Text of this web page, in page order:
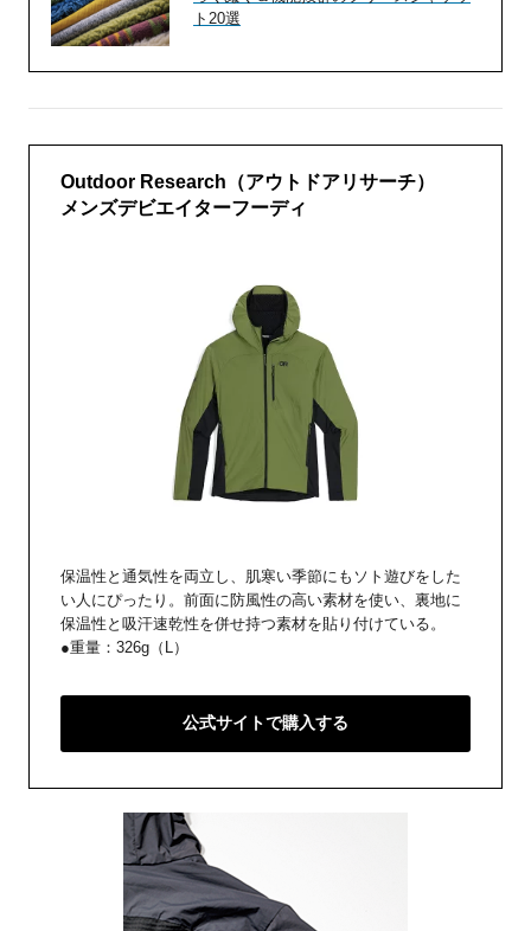
ト20選
Outdoor Research（アウトドアリサーチ）
メンズデビエイターフーディ
保温性と通気性を両立し、肌寒い季節にもソト遊びをした
い人にぴったり。前面に防風性の高い素材を使い、裏地に
保温性と吸汗速乾性を併せ持つ素材を貼り付けている。
●重量：326g（L）
公式サイトで購入する